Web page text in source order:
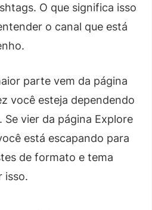
O que significa isso
o canal que está
parte vem da página
você esteja dependendo
Se vier da página Explore
está escapando para
de formato e tema
isso.